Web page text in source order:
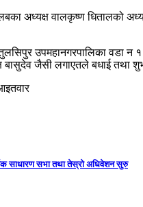
अध्यक्ष वालकृष्ण धितालको
उपमहानगरपालिका वडा न
बासुदेव जैसी लगाएतले बधाई तथा
साधारण सभा तथा तेस्रो अधिवेशन सुरु